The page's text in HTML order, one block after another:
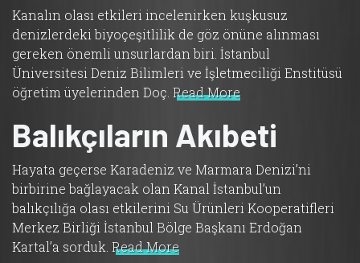
Kanalın olası etkileri incelenirken kuşkusuz
denizlerdeki biyoçeşitlilik de göz önüne alınması
gereken önemli unsurlardan biri. İstanbul
Üniversitesi Deniz Bilimleri ve İşletmeciliği Enstitüsü
öğretim üyelerinden Doç. Read More
Balıkçıların Akıbeti
Hayata geçerse Karadeniz ve Marmara Denizi’ni
birbirine bağlayacak olan Kanal İstanbul’un
balıkçılığa olası etkilerini Su Ürünleri Kooperatifleri
Merkez Birliği İstanbul Bölge Başkanı Erdoğan
Kartal’a sorduk. Read More